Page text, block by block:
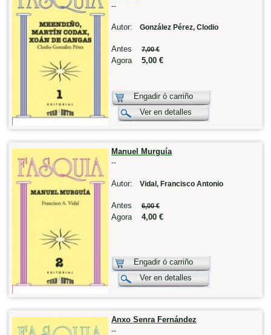
--
Autor: González Pérez, Clodio
Antes 7,00 €
Agora 5,00 €
Engadir ó carriño
Ver en detalles
Manuel Murguía
--
Autor: Vidal, Francisco Antonio
Antes 6,00 €
Agora 4,00 €
Engadir ó carriño
Ver en detalles
Anxo Senra Fernández
--